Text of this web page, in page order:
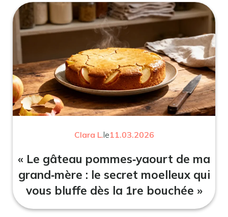
Clara L.le11.03.2026
« Le gâteau pommes‑yaourt de ma
grand‑mère : le secret moelleux qui
vous bluffe dès la 1re bouchée »